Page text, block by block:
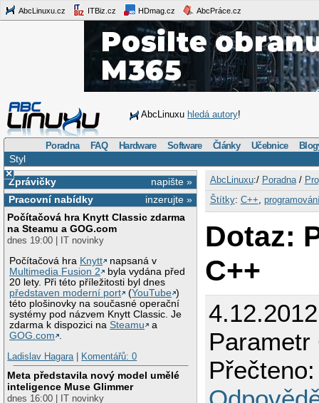
AbcLinuxu.cz ITBiz.cz HDmag.cz AbcPráce.cz
AbcLinuxu hledá autory!
Poradna FAQ Hardware Software Články Učebnice
Styl
×
napište »
Zprávičky
inzerujte »
Pracovní nabídky
Počítačová hra Knytt Classic zdarma
na Steamu a GOG.com
dnes 19:00 | IT novinky
Počítačová hra Knytt
napsaná v
Multimedia Fusion 2
byla vydána před
20 lety. Při této příležitosti byl dnes
představen moderní port
(YouTube )
této plošinovky na současné operační
systémy pod názvem Knytt Classic. Je
zdarma k dispozici naSteamu
a
GOG.com
Ladislav Hagara| Komentářů: 0
Meta představila nový model umělé
inteligence Muse Glimmer
dnes 16:00 | IT novinky
AbcLinuxu:/ Poradna/
Štítky: C++
Dotaz:
C++
Parametr